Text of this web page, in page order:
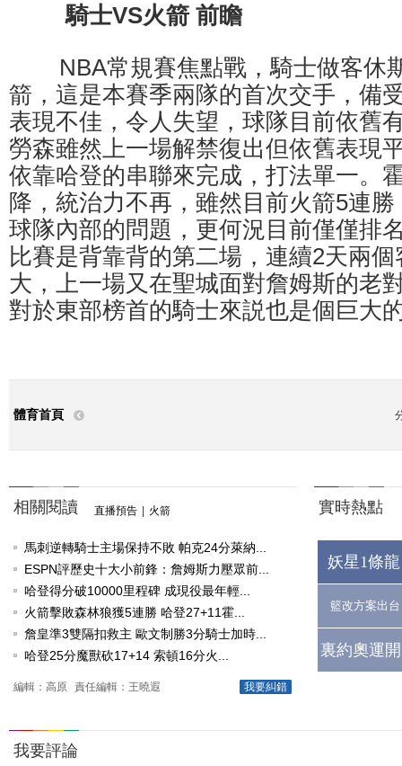
騎士VS火箭 前瞻
NBA常規賽焦點戰，騎士做客休
箭，這是本賽季兩隊的首次交手，備
表現不佳，令人失望，球隊目前依舊
勞森雖然上一場解禁復出但依舊表現
依靠哈登的串聯來完成，打法單一。
降，統治力不再，雖然目前火箭5連
球隊內部的問題，更何況目前僅僅排
比賽是背靠背的第二場，連續2天兩
大，上一場又在聖城面對詹姆斯的老
對於東部榜首的騎士來説也是個巨大
體育首頁
相關閱讀 直播預告 火箭
馬刺逆轉騎士主場保持不敗 帕克24分萊納...
ESPN評歷史十大小前鋒：詹姆斯力壓眾前...
哈登得分破10000里程碑 成現役最年輕...
火箭擊敗森林狼獲5連勝 哈登27+11霍...
詹皇準3雙隔扣救主 歐文制勝3分騎士加時...
哈登25分魔獸砍17+14 索頓16分火...
我要糾錯
編輯：高原 責任編輯：王曉遐
實時熱點
妖星1條
籃改方案出台
裏約奧運